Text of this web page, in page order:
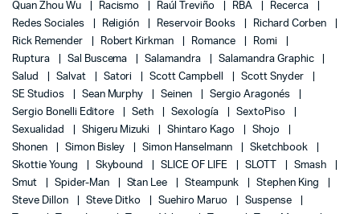
Quan Zhou Wu
Racismo Raúl Treviño RBA
Recerca
Redes Sociales
Religión Reservoir Books
Richard Corben
Rick Remender
Robert Kirkman Romance
Romi
Ruptura
Sal Buscema Salamandra
Salamandra Graphic
Salud
Salvat Satori Scott Campbell
Scott Snyder
SE Studios
Sean Murphy Seinen
Sergio Aragonés
Sergio Bonelli Editore
Seth Sexología
SextoPiso
Sexualidad
Shigeru Mizuki Shintaro Kago
Shojo
Shonen
Simon Bisley Simon Hanselmann
Sketchbook
Skottie Young
Skybound SLICE OF LIFE SLOTT
Smash
Smut
Spider-Man Stan Lee Steampunk
Stephen King
Steve Dillon
Steve Ditko Suehiro Maruo
Suspense